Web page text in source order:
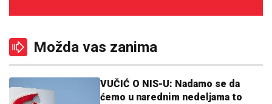
Možda vas zanima
VUČIĆ O NIS-U: Nadamo se da
ćemo u narednim nedeljama to